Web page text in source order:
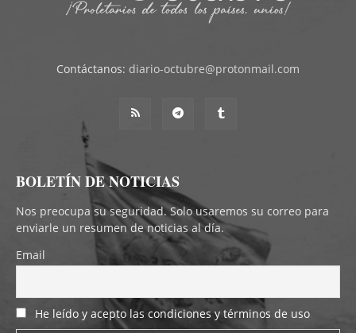
Contáctanos: diario-octubre@protonmail.com
BOLETÍN DE NOTICIAS
Nos preocupa su seguridad. Solo usaremos su correo para
enviarle un resumen de noticias al día.
Email
He leído y acepto las condiciones y términos de uso